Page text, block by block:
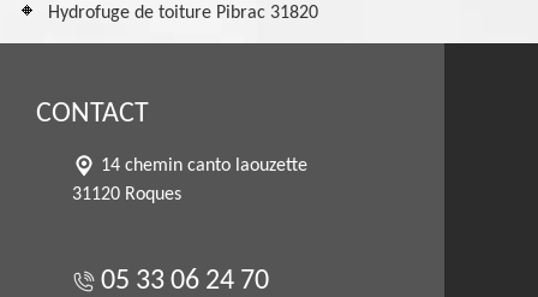
Hydrofuge de toiture Pibrac 31820
CONTACT
14 chemin canto laouzette
31120 Roques
05 33 06 24 70